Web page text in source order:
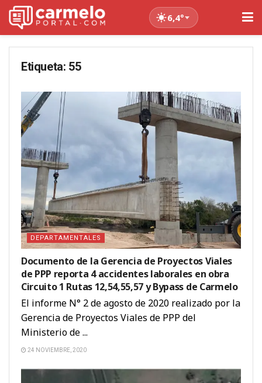
6,4°
Etiqueta: 55
DEPARTAMENTALES
Documento de la Gerencia de Proyectos Viales
de PPP reporta 4 accidentes laborales en obra
Circuito 1 Rutas 12,54,55,57 y Bypass de Carmelo
El informe N° 2 de agosto de 2020 realizado por la
Gerencia de Proyectos Viales de PPP del
Ministerio de ...
24 NOVIEMBRE, 2020